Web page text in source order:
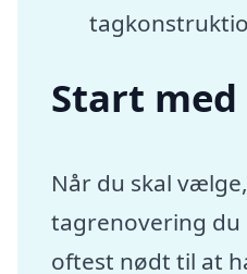
Start
Når du skal
tagrenovering du
oftest nødt til at